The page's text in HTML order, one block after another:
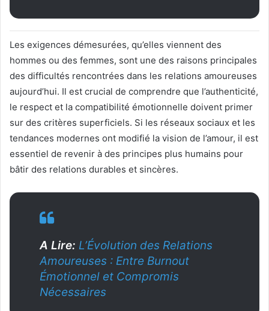
Les exigences démesurées, qu’elles viennent des
hommes ou des femmes, sont une des raisons principales
des difficultés rencontrées dans les relations amoureuses
aujourd’hui. Il est crucial de comprendre que l’authenticité,
le respect et la compatibilité émotionnelle doivent primer
sur des critères superficiels. Si les réseaux sociaux et les
tendances modernes ont modifié la vision de l’amour, il est
essentiel de revenir à des principes plus humains pour
bâtir des relations durables et sincères.
A Lire: L’Évolution des Relations
Amoureuses : Entre Burnout
Émotionnel et Compromis
Nécessaires